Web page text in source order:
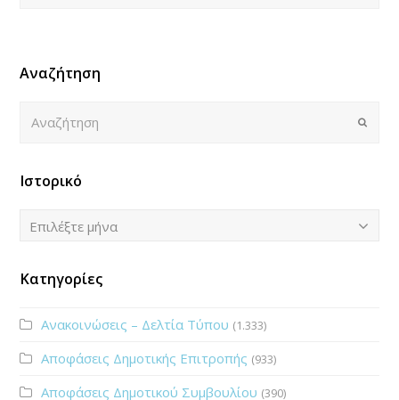
Αναζήτηση
Submit
Ιστορικό
Ιστορικό
Επιλέξτε μήνα
Κατηγορίες
Ανακοινώσεις – Δελτία Τύπου (1.333)
Αποφάσεις Δημοτικής Επιτροπής (933)
Αποφάσεις Δημοτικού Συμβουλίου (390)